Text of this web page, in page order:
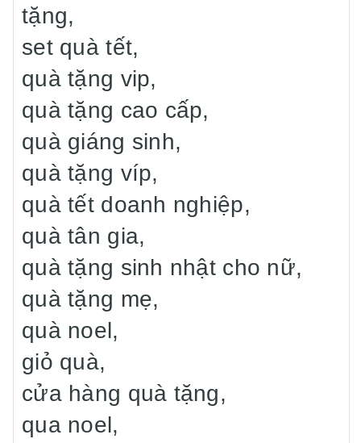
tặng,
set quà tết,
quà tặng vip,
quà tặng cao cấp,
quà giáng sinh,
quà tặng víp,
quà tết doanh nghiệp,
quà tân gia,
quà tặng sinh nhật cho nữ,
quà tặng mẹ,
quà noel,
giỏ quà,
cửa hàng quà tặng,
qua noel,